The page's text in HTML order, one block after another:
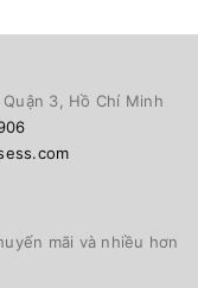
3, Hồ Chí Minh
mãi và nhiều hơn